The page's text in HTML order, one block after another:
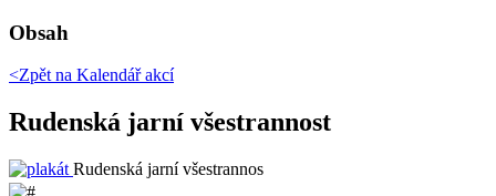
Obsah
<Zpět na Kalendář akcí
Rudenská jarní všestrannost
Rudenská jarní všestrannos